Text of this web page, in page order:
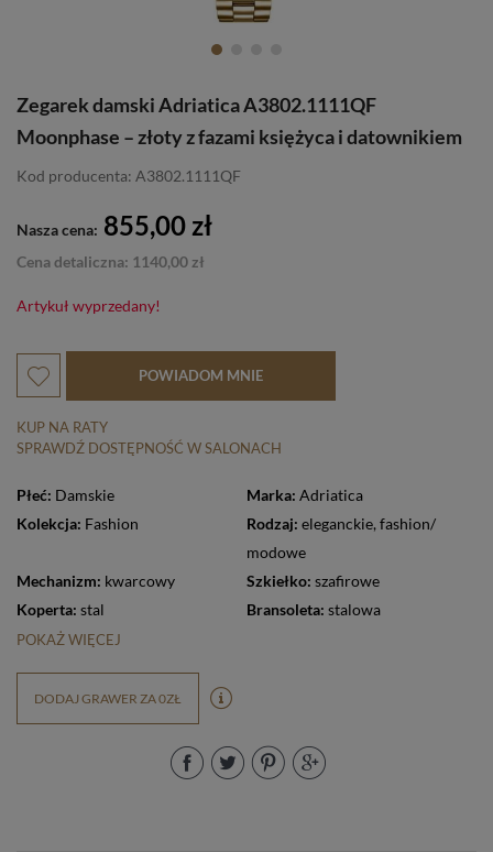
Zegarek damski Adriatica A3802.1111QF
Moonphase – złoty z fazami księżyca i datownikiem
Kod producenta: A3802.1111QF
Nasza cena: 855,00 zł
Cena detaliczna: 1140,00 zł
Artykuł wyprzedany!
POWIADOM MNIE
KUP NA RATY
SPRAWDŹ DOSTĘPNOŚĆ W SALONACH
Płeć: Damskie Marka: Adriatica
Kolekcja: Fashion Rodzaj: eleganckie,
modowe
Mechanizm: kwarcowy Szkiełko: szafirowe
Koperta: stal Bransoleta: stalowa
POKAŻ WIĘCEJ
DODAJ GRAWER ZA 0ZŁ